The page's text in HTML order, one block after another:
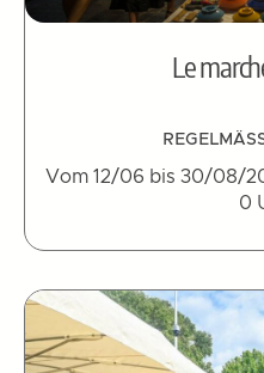
Le
Vom 12/06 bis 30/08/
0